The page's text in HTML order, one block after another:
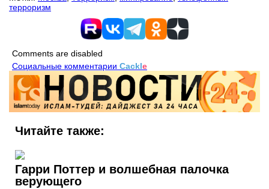
терроризм
Comments are disabled
Социальные комментарии Cackle
Читайте также:
Гарри Поттер и волшебная палочка
верующего